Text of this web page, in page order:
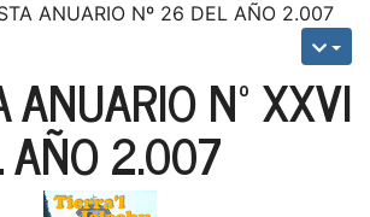
ANUARIO Nº 26 DEL AÑO 2.007
ANUARIO Nº XXVI
AÑO 2.007